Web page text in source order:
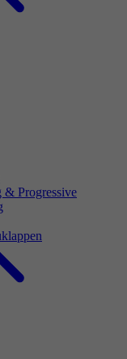
& Progressive